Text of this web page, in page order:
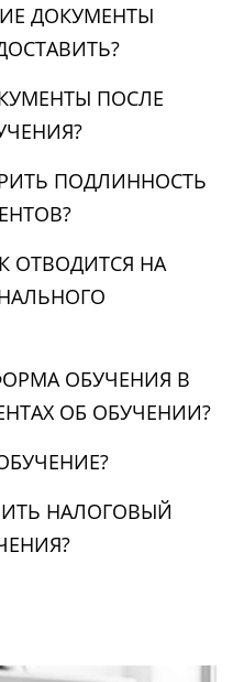
ДОКУМЕНТЫ
ПОСЛЕ
ПОДЛИННОСТЬ
ОТВОДИТСЯ НА
ОБУЧЕНИЯ В
ОБ ОБУЧЕНИИ?
НАЛОГОВЫЙ